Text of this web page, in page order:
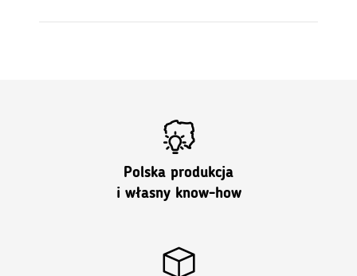
Polska produkcja
i własny know-how